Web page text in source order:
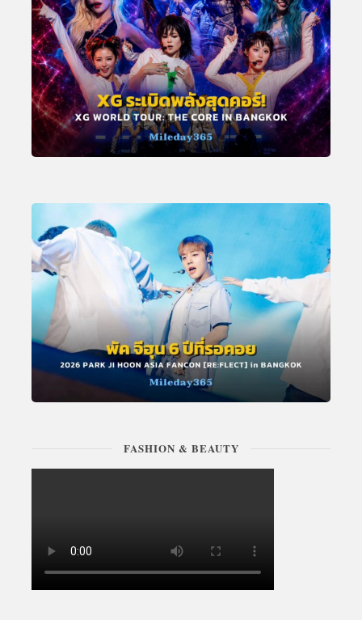
FASHION & BEAUTY